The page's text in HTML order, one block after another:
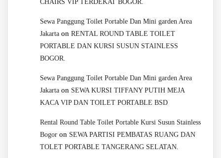
CHAIRS VIP TERDEKAT BOGOR.
Sewa Panggung Toilet Portable Dan Mini garden Area
Jakarta on RENTAL ROUND TABLE TOILET
PORTABLE DAN KURSI SUSUN STAINLESS
BOGOR.
Sewa Panggung Toilet Portable Dan Mini garden Area
Jakarta on SEWA KURSI TIFFANY PUTIH MEJA
KACA VIP DAN TOILET PORTABLE BSD
Rental Round Table Toilet Portable Kursi Susun Stainless
Bogor on SEWA PARTISI PEMBATAS RUANG DAN
TOLET PORTABLE TANGERANG SELATAN.